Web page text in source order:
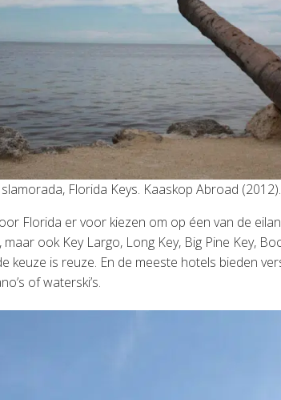
Florida Keys. Kaaskop Abroad (2012).
Florida er voor kiezen om op éen van de
ook Key Largo, Long Key, Big Pine Key,
keuze is reuze. En de meeste hotels bieden
of waterski’s.